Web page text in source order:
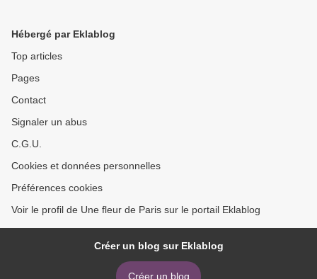
Hébergé par Eklablog
Top articles
Pages
Contact
Signaler un abus
C.G.U.
Cookies et données personnelles
Préférences cookies
Voir le profil de Une fleur de Paris sur le portail Eklablog
Créer un blog sur Eklablog
Créer un blog